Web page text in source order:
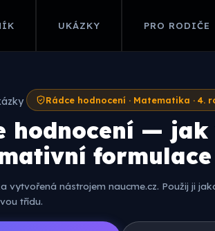
UKÁZKY PRO RODIČE
Rádce hodnocení · Matematika · 4.
hodnocení —
formulace
vytvořená nástrojem naucme.cz. Použij ji
třídu.